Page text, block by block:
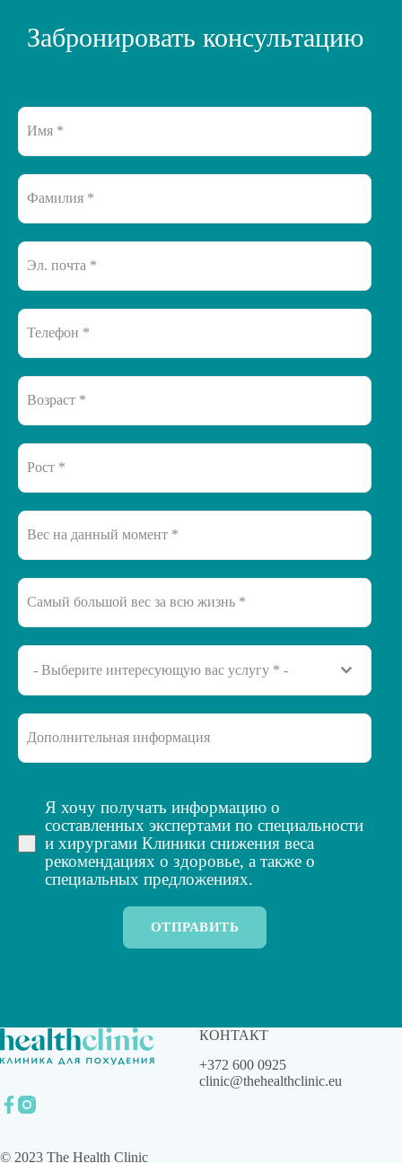
Забронировать консультацию
- Выберите интересующую вас услугу * -
Я хочу получать информацию о
составленных экспертами по специальности
и хирургами Клиники снижения веса
рекомендациях о здоровье, а также о
специальных предложениях.
ОТПРАВИТЬ
© 2023 The Health Clinic
КОНТАКТ
+372 600 0925
clinic@thehealthclinic.eu